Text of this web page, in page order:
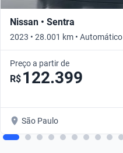
Nissan • Sentra
2023 • 28.001 km • Automático
Preço a partir de
R$ 122.399
São Paulo